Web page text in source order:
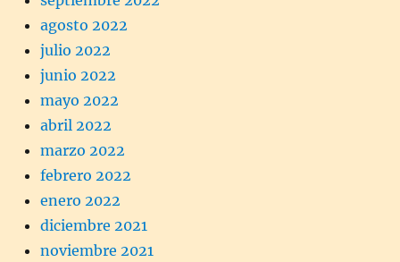
agosto 2022
julio 2022
junio 2022
mayo 2022
abril 2022
marzo 2022
febrero 2022
enero 2022
diciembre 2021
noviembre 2021